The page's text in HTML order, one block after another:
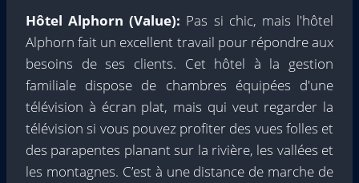
Hôtel Alphorn (Value): Pas si chic, mais l'hôtel
Alphorn fait un excellent travail pour répondre aux
besoins de ses clients. Cet hôtel à la gestion
familiale dispose de chambres équipées d'une
télévision à écran plat, mais qui veut regarder la
télévision si vous pouvez profiter des vues folles et
des parapentes planant sur la rivière, les vallées et
les montagnes. C’est à une distance de marche de